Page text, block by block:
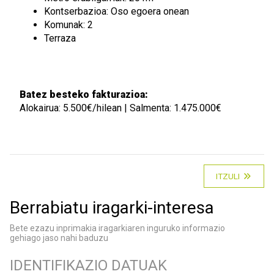
Kontserbazioa: Oso egoera onean
Komunak: 2
Terraza
Batez besteko fakturazioa:
Alokairua: 5.500€/hilean | Salmenta: 1.475.000€
ITZULI
Berrabiatu iragarki-interesa
Bete ezazu inprimakia iragarkiaren inguruko informazio
gehiago jaso nahi baduzu
IDENTIFIKAZIO DATUAK